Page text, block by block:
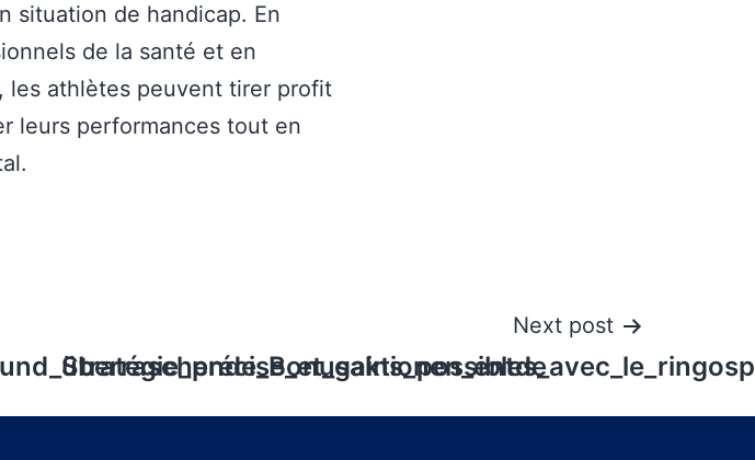
situation de handicap. En
de la santé et en
les athlètes peuvent tirer profit
leurs performances tout en
Next post